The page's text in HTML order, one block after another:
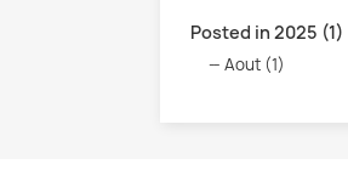
Posted in 2025 (1)
Aout (1)